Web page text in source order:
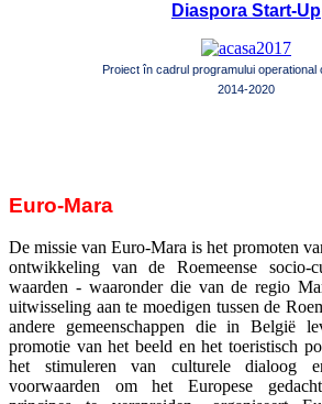
Diaspora Start-Up
Proiect în cadrul programului operational
2014-2020
Euro-Mara
De missie van Euro-Mara is het promoten
ontwikkeling van de Roemeense socio-
waarden - waaronder die van de regio
uitwisseling aan te moedigen tussen de
andere gemeenschappen die in België
promotie van het beeld en het toeristisch
het stimuleren van culturele dialoog
voorwaarden om het Europese